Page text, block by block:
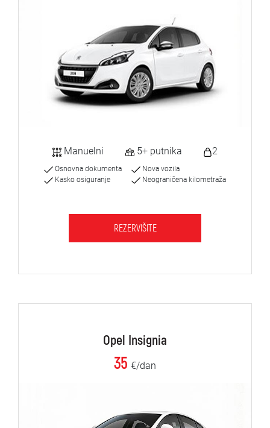
Manuelni 5+ putnika 2
Osnovna dokumenta
Kasko osiguranje
Nova vozila
Neograničena kilometraža
REZERVIŠITE
Opel Insignia
35 €/dan